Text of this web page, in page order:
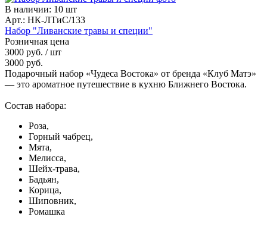
В наличии: 10 шт
Арт.: НК-ЛТиС/133
Набор "Ливанские травы и специи"
Розничная цена
3000 руб. / шт
3000 руб.
Подарочный набор «Чудеса Востока» от бренда «Клуб Матэ»
— это ароматное путешествие в кухню Ближнего Востока.
Состав набора:
Роза,
Горный чабрец,
Мята,
Мелисса,
Шейх-трава,
Бадьян,
Корица,
Шиповник,
Ромашка